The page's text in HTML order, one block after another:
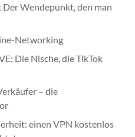
Der Wendepunkt, den man
Networking
Die Nische, die TikTok
– die
einen VPN kostenlos